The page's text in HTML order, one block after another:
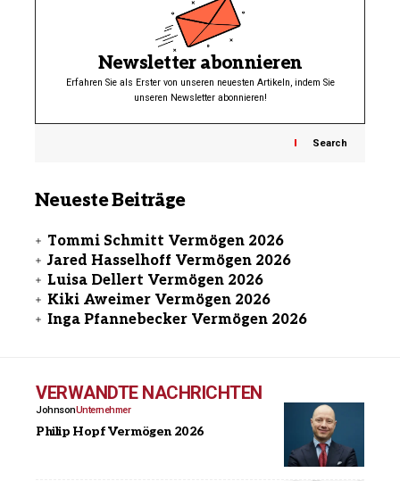
Newsletter abonnieren
Erfahren Sie als Erster von unseren neuesten Artikeln, indem Sie
unseren Newsletter abonnieren!
Search
Neueste Beiträge
Tommi Schmitt Vermögen 2026
Jared Hasselhoff Vermögen 2026
Luisa Dellert Vermögen 2026
Kiki Aweimer Vermögen 2026
Inga Pfannebecker Vermögen 2026
VERWANDTE NACHRICHTEN
JohnsonUnternehmer
Philip Hopf Vermögen 2026